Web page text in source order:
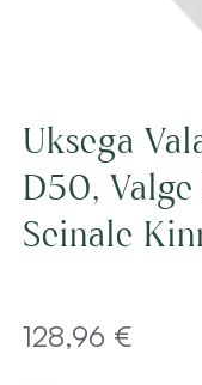
Uksega
D50,
Seinale
128,96 €